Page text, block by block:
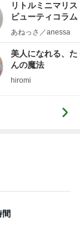
リトルミニマリス
ビューティコラ
little
あねっさ／anessa
美人になれる、た
んの魔法
hiromi
間